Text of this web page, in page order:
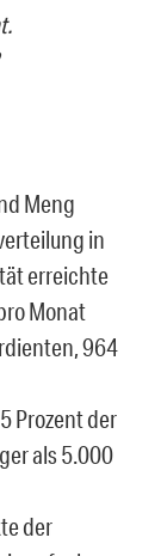
Meng
in
erreichte
Monat
964
Prozent der
als 5.000
der